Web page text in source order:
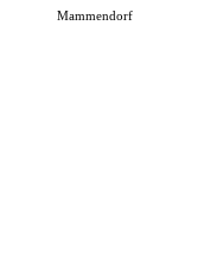
Mammendorf